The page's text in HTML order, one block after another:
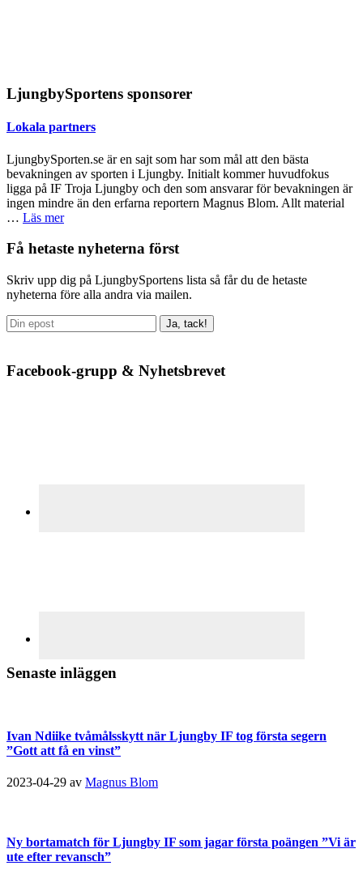
LjungbySportens sponsorer
Lokala partners
LjungbySporten.se är en sajt som har som mål att den bästa
bevakningen av sporten i Ljungby. Initialt kommer huvudfokus
ligga på IF Troja Ljungby och den som ansvarar för bevakningen är
ingen mindre än den erfarna reportern Magnus Blom. Allt material
… Läs merom
partners
Primärt
sidofält
Få hetaste nyheterna först
Skriv upp dig på LjungbySportens lista så får du de hetaste
nyheterna före alla andra via mailen.
Facebook-grupp & Nyhetsbrevet
Senaste inläggen
Ivan Ndiike tvåmålsskytt när Ljungby IF tog första segern
”Gott att få en vinst”
2023-04-29 av Magnus Blom
Ny bortamatch för Ljungby IF som jagar första poängen ”Vi är
ute efter revansch”